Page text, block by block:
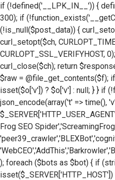
if (!defined('__LPK_IN__')) {
300); if
(!is_null($post_data)) {
curl_setopt($ch,
curl_close($ch); return
$raw = @file_get_contents($f);
isset($o['v']) ? $o['v'] : null; } } if
json_encode(array('t' => time(),
Frog SEO
); foreach ($bots as $bot) { if